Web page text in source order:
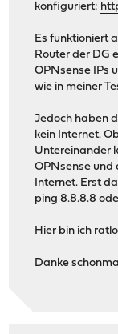
konfiguriert:
Es funktioniert
Router der DG
OPNsense IPs
wie in meiner
Jedoch haben
kein Internet.
Untereinander
OPNsense und
Internet. Erst
ping 8.8.8.8
Hier bin ich
Danke